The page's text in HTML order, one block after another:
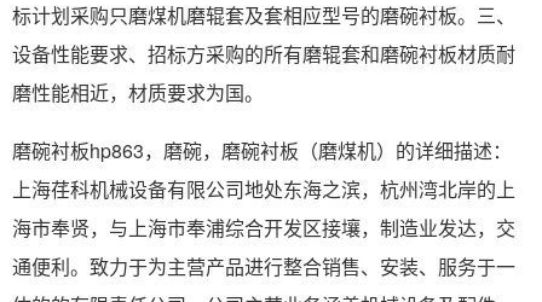
标计划采购只磨煤机磨辊套及套相应型号的磨碗衬板。三、
设备性能要求、招标方采购的所有磨辊套和磨碗衬板材质耐
磨性能相近，材质要求为国。
磨碗衬板hp863，磨碗，磨碗衬板（磨煤机）的详细描述：
上海荏科机械设备有限公司地处东海之滨，杭州湾北岸的上
海市奉贤，与上海市奉浦综合开发区接壤，制造业发达，交
通便利。致力于为主营产品进行整合销售、安装、服务于一